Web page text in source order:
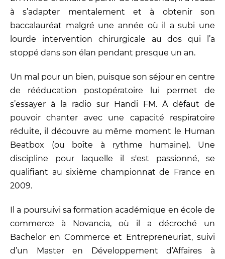
à s’adapter mentalement et à obtenir son
baccalauréat malgré une année où il a subi une
lourde intervention chirurgicale au dos qui l’a
stoppé dans son élan pendant presque un an.
Un mal pour un bien, puisque son séjour en centre
de rééducation postopératoire lui permet de
s’essayer à la radio sur Handi FM. À défaut de
pouvoir chanter avec une capacité respiratoire
réduite, il découvre au même moment le Human
Beatbox (ou boîte à rythme humaine). Une
discipline pour laquelle il s'est passionné, se
qualifiant au sixième championnat de France en
2009.
Il a poursuivi sa formation académique en école de
commerce à Novancia, où il a décroché un
Bachelor en Commerce et Entrepreneuriat, suivi
d’un Master en Développement d’Affaires à